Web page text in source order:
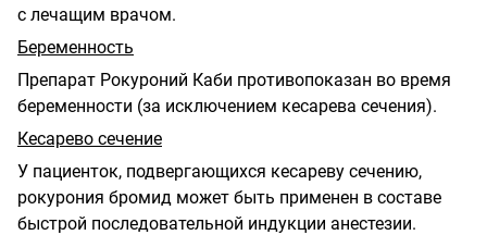
с лечащим врачом.
Беременность
Препарат Рокуроний Каби противопоказан во время
беременности (за исключением кесарева сечения).
Кесарево сечение
У пациенток, подвергающихся кесареву сечению,
рокурония бромид может быть применен в составе
быстрой последовательной индукции анестезии.